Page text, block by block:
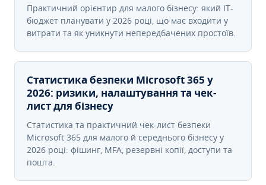
Практичний орієнтир для малого бізнесу: який IT-
бюджет планувати у 2026 році, що має входити у
витрати та як уникнути непередбачених простоїв.
Статистика безпеки Microsoft 365 у
2026: ризики, налаштування та чек-
лист для бізнесу
Статистика та практичний чек-лист безпеки
Microsoft 365 для малого й середнього бізнесу у
2026 році: фішинг, MFA, резервні копії, доступи та
пошта.